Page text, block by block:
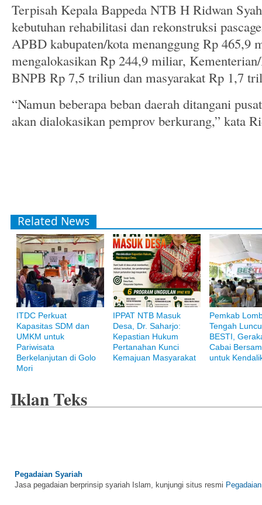
Terpisah Kepala Bappeda NTB H Ridwan
kebutuhan rehabilitasi dan rekonstruksi
APBD kabupaten/kota menanggung Rp 465,9
mengalokasikan Rp 244,9 miliar,
BNPB Rp 7,5 triliun dan masyarakat Rp 1,7
“Namun beberapa beban daerah ditangani
akan dialokasikan pemprov berkurang,” kata
Related News
ITDC Perkuat
Kapasitas SDM dan
UMKM untuk
Pariwisata
Berkelanjutan di Golo
Mori
IPPAT NTB Masuk
Desa, Dr. Saharjo:
Kepastian Hukum
Pertanahan Kunci
Kemajuan Masyarakat
Pemkab
Tengah
BESTI,
Cabai
untuk
Iklan Teks
Bank Muamalat
Raih ketenangan dengan akses yang luas di Bank Muamalat